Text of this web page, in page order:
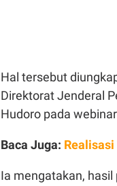
Hal tersebut
Direktorat Jenderal
Hudoro pada
Baca Juga:
Ia mengatakan,